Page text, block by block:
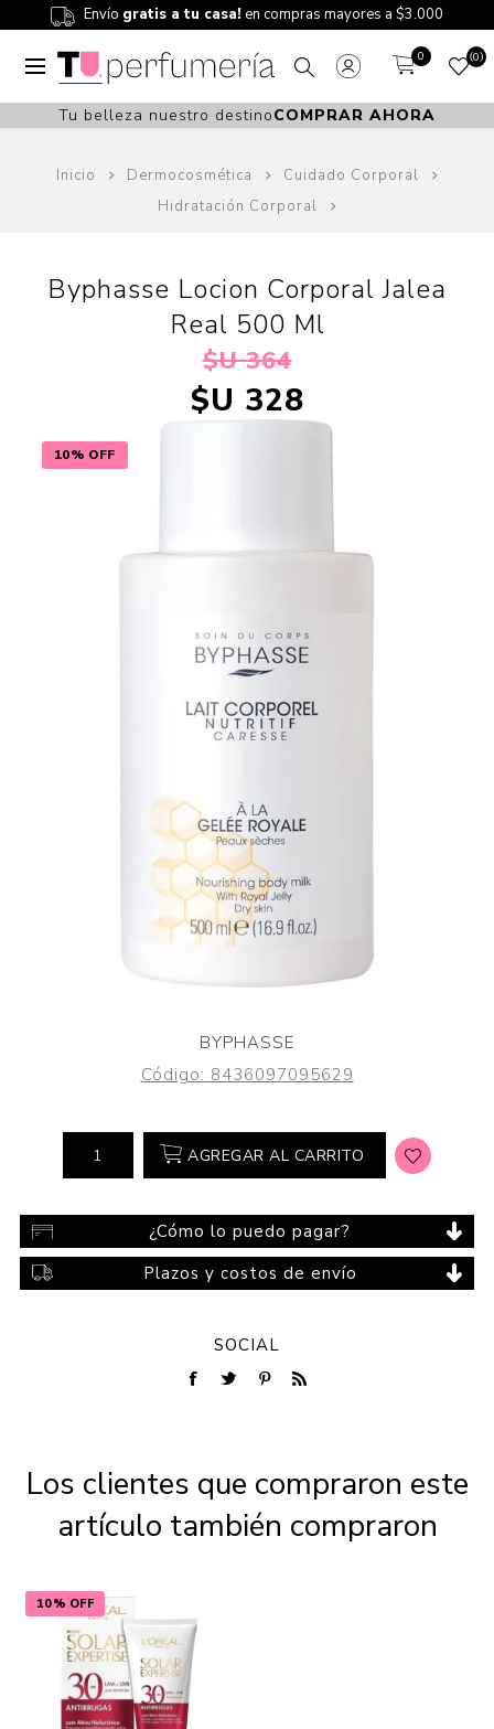
Envío gratis a tu casa! en compras mayores a $3.000
0 0
Tu belleza nuestro destinoCOMPRAR AHORA
Inicio Dermocosmética
Cuidado Corporal
Hidratación Corporal
10% OFF
Byphasse Locion Corporal Jalea
Real 500 Ml
$U 364
$U 328
BYPHASSE
Código: 8436097095629
AGREGAR AL CARRITO
¿Cómo lo puedo pagar?
Plazos y costos de envío
SOCIAL
Los clientes que compraron este
artículo también compraron
10% OFF